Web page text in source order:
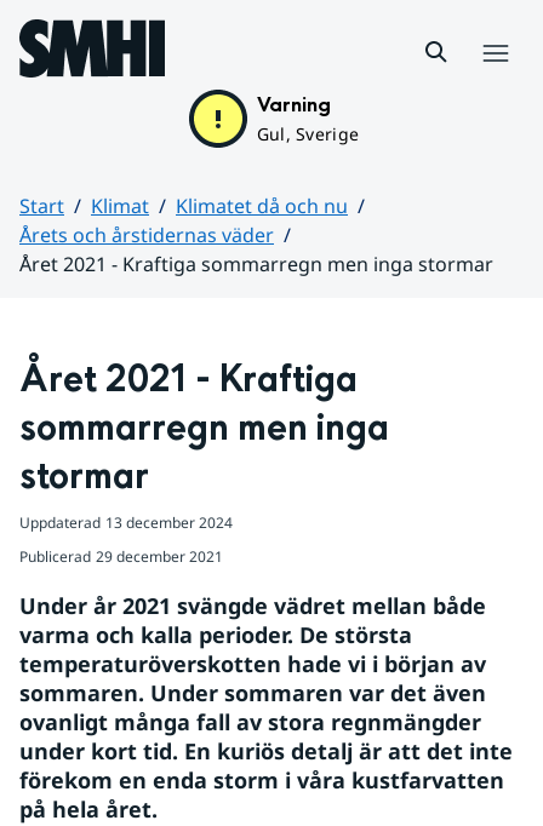
Hoppa till sidans innehåll
Varning
Gul, Sverige
Start Klimat
Klimatet då och nu
Årets och årstidernas väder
Året 2021 - Kraftiga sommarregn men inga stormar
Året 2021 - Kraftiga
sommarregn men inga
stormar
Uppdaterad 13 december 2024
Publicerad 29 december 2021
Under år 2021 svängde vädret mellan både
varma och kalla perioder. De största
temperaturöverskotten hade vi i början av
sommaren. Under sommaren var det även
ovanligt många fall av stora regnmängder
under kort tid. En kuriös detalj är att det inte
förekom en enda storm i våra kustfarvatten
på hela året.